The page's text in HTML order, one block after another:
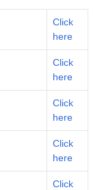
Click
here
Click
here
Click
here
Click
here
Click